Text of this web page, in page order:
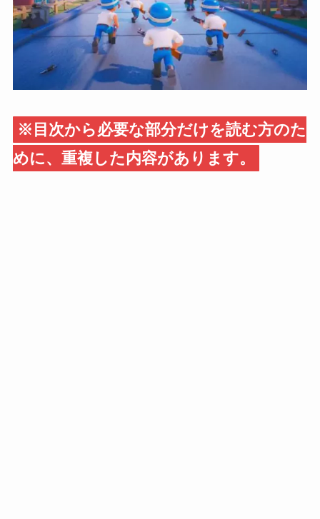
※目次から必要な部分だけを読む方のた
めに、重複した内容があります。